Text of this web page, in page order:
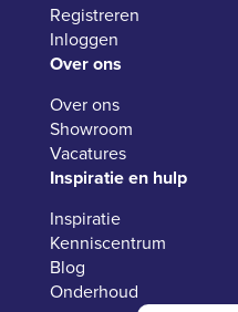
Registreren
Inloggen
Over ons
Over ons
Showroom
Vacatures
Inspiratie en hulp
Inspiratie
Kenniscentrum
Blog
Onderhoud